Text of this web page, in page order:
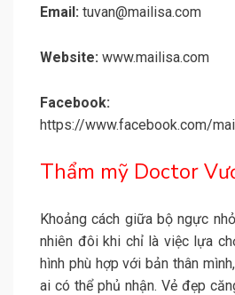
Email: tuvan@mailisa.com
Website: www.mailisa.com
Facebook:
https://www.facebook.com/
Thẩm mỹ Doctor
Khoảng cách giữa bộ ngực
nhiên đôi khi chỉ là việc lựa
hình phù hợp với bản thân
ai có thể phủ nhận. Vẻ đẹp